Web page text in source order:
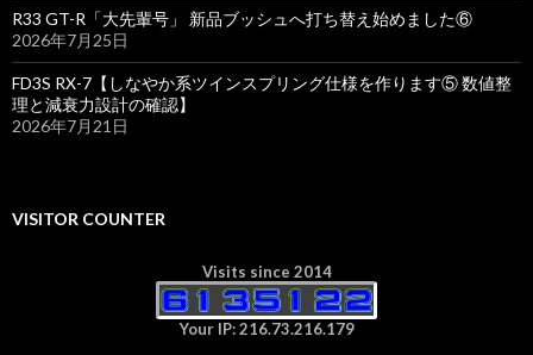
R33 GT-R「大先輩号」 新品ブッシュへ打ち替え始めました⑥
2026年7月25日
FD3S RX-7【しなやか系ツインスプリング仕様を作ります⑤ 数値整
理と減衰力設計の確認】
2026年7月21日
VISITOR COUNTER
Visits since 2014
Your IP: 216.73.216.179